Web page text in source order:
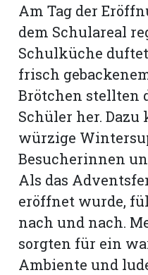
Am Tag der
dem Schulareal
Schulküche
frisch
Brötchen stellten
Schüler her. Dazu
würzige
Besucherinnen
Als das
eröffnet wurde,
nach und nach.
sorgten für ein
Ambiente und